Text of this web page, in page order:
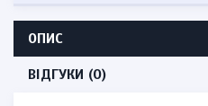
ОПИС
ВІДГУКИ (0)